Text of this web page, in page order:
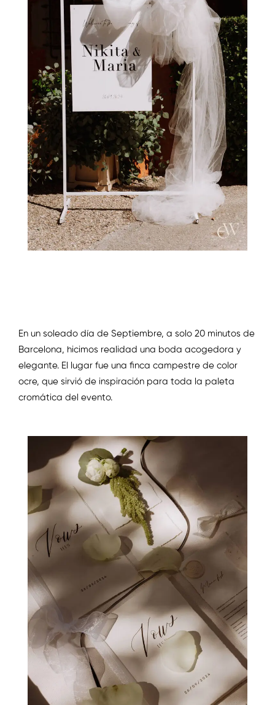
En un soleado día de Septiembre, a solo 20 minutos de
Barcelona, hicimos realidad una boda acogedora y
elegante. El lugar fue una finca campestre de color
ocre, que sirvió de inspiración para toda la paleta
cromática del evento.